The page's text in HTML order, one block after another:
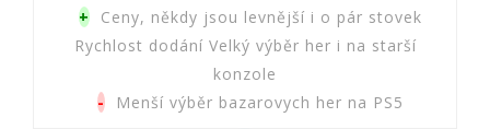
+ Ceny, někdy jsou levnější i o pár stovek
Rychlost dodání Velký výběr her i na starší
konzole
- Menší výběr bazarovych her na PS5